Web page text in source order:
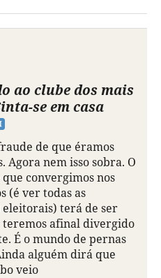
ao clube dos mais
se em casa
de que éramos
Agora nem isso sobra. O
convergimos nos
(é ver todas as
eleitorais) terá de ser
afinal divergido
É o mundo de pernas
alguém dirá que
veio